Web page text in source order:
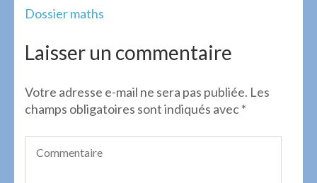
Navigation
l’article
Dossier maths
Laisser un commentaire
Votre adresse e-mail ne sera pas publiée. Les
champs obligatoires sont indiqués avec*